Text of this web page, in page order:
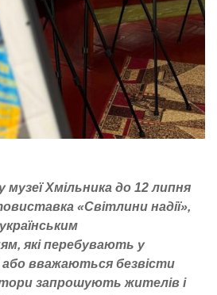
музеїХмільника до 12 липня
«Світлини надії»,
які перебувають у
або вважаються безвісти
запрошують жителів і